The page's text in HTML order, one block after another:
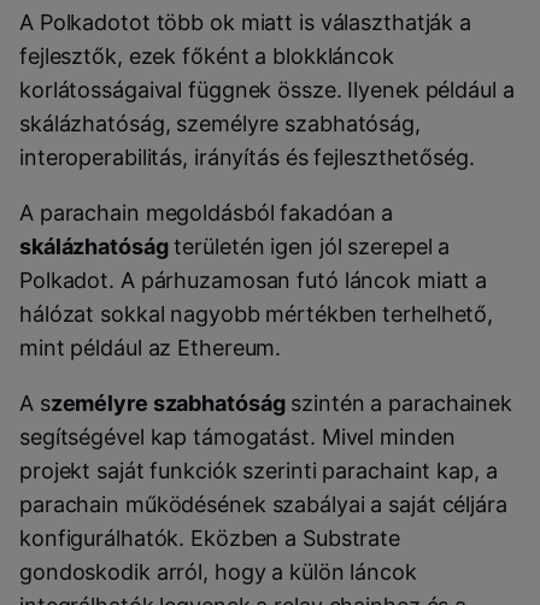
A Polkadotot több ok miatt is választhatják a
fejlesztők, ezek főként a blokkláncok
korlátosságaival függnek össze. Ilyenek például a
skálázhatóság, személyre szabhatóság,
interoperabilitás, irányítás és fejleszthetőség.
A parachain megoldásból fakadóan a
skálázhatóságterületén igen jól szerepel a
Polkadot. A párhuzamosan futó láncok miatt a
hálózat sokkal nagyobb mértékben terhelhető,
mint például az Ethereum.
A személyre szabhatóságszintén a parachainek
segítségével kap támogatást. Mivel minden
projekt saját funkciók szerinti parachaint kap, a
parachain működésének szabályai a saját céljára
konfigurálhatók. Eközben a Substrate
gondoskodik arról, hogy a külön láncok